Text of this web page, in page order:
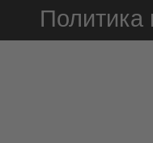
Политика